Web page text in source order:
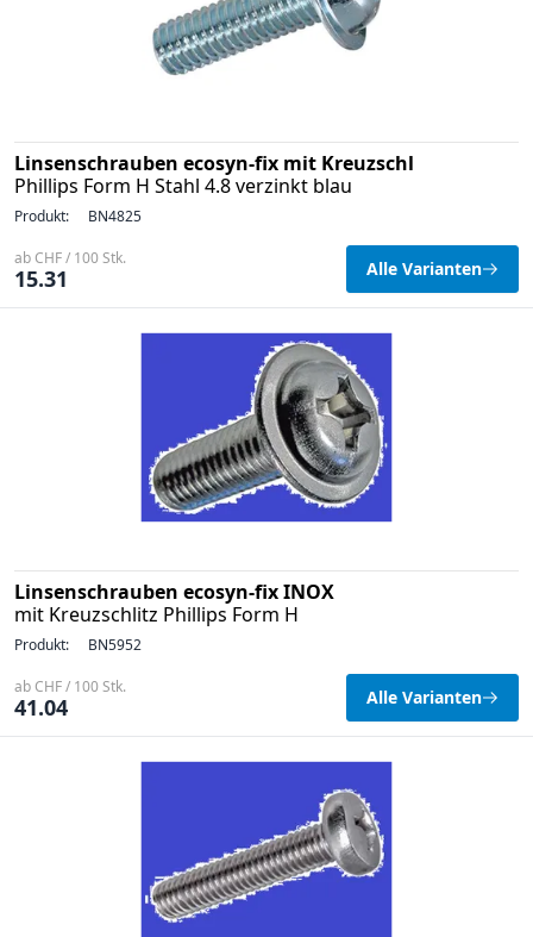
Linsenschrauben ecosyn-fix mit Kreuzschl
Phillips Form H Stahl 4.8 verzinkt blau
Produkt: BN4825
ab CHF / 100 Stk.
15.31 Alle Varianten
Linsenschrauben ecosyn-fix INOX
mit Kreuzschlitz Phillips Form H
Produkt: BN5952
ab CHF / 100 Stk.
41.04 Alle Varianten